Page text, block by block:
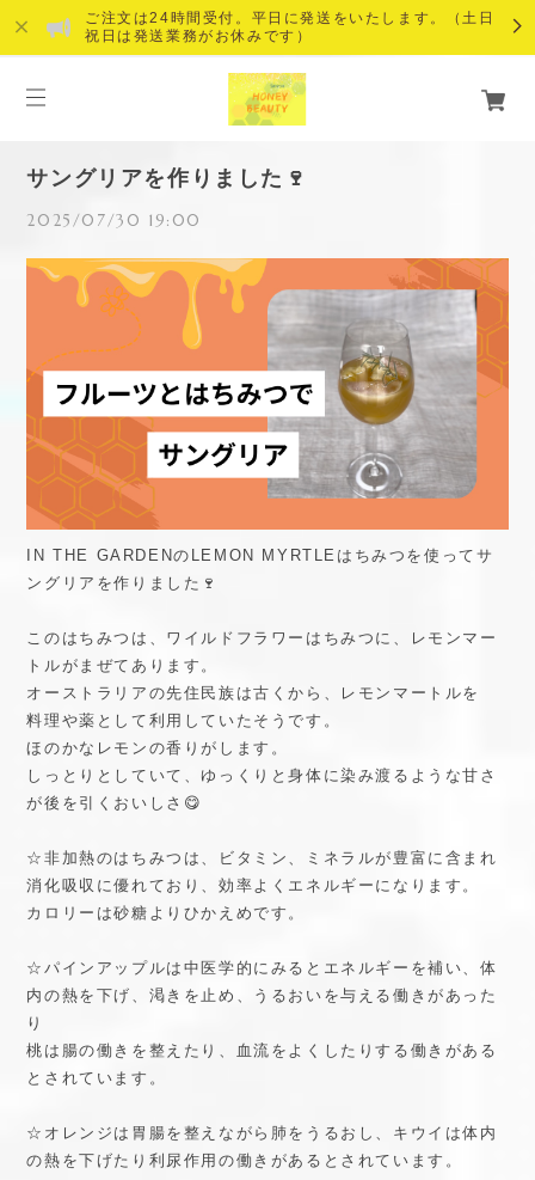
ご注文は24時間受付。平日に発送をいたします。（土日
祝日は発送業務がお休みです）
サングリアを作りました🍷
2025/07/30 19:00
IN THE GARDENのLEMON MYRTLEはちみつを使ってサ
ングリアを作りました🍷
このはちみつは、ワイルドフラワーはちみつに、レモンマー
トルがまぜてあります。
オーストラリアの先住民族は古くから、レモンマートルを
料理や薬として利用していたそうです。
ほのかなレモンの香りがします。
しっとりとしていて、ゆっくりと身体に染み渡るような甘さ
が後を引くおいしさ😋
☆非加熱のはちみつは、ビタミン、ミネラルが豊富に含まれ
消化吸収に優れており、効率よくエネルギーになります。
カロリーは砂糖よりひかえめです。
☆パインアップルは中医学的にみるとエネルギーを補い、体
内の熱を下げ、渇きを止め、うるおいを与える働きがあった
り
桃は腸の働きを整えたり、血流をよくしたりする働きがある
とされています。
☆オレンジは胃腸を整えながら肺をうるおし、キウイは体内
の熱を下げたり利尿作用の働きがあるとされています。